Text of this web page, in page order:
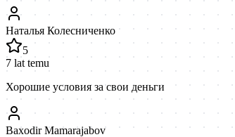
Наталья Колесниченко
5
7 lat temu
Хорошие условия за свои деньги
Baxodir Mamarajabov